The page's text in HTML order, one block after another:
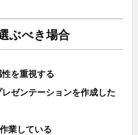
ぶべき場合
を重視する
ゼンテーションを作成した
業している